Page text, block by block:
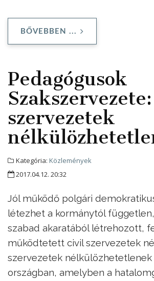
BŐVEBBEN ...
Pedagógusok
szervezetek
Kategória: Közlemények
2017.04.12. 20:32
Jól működő polgári
létezhet a kormánytól
szabad akaratából létrehozott,
működtetett civil szervezetek
szervezetek nélkülözhetetlenek
országban, amelyben a